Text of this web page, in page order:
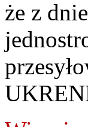
że z